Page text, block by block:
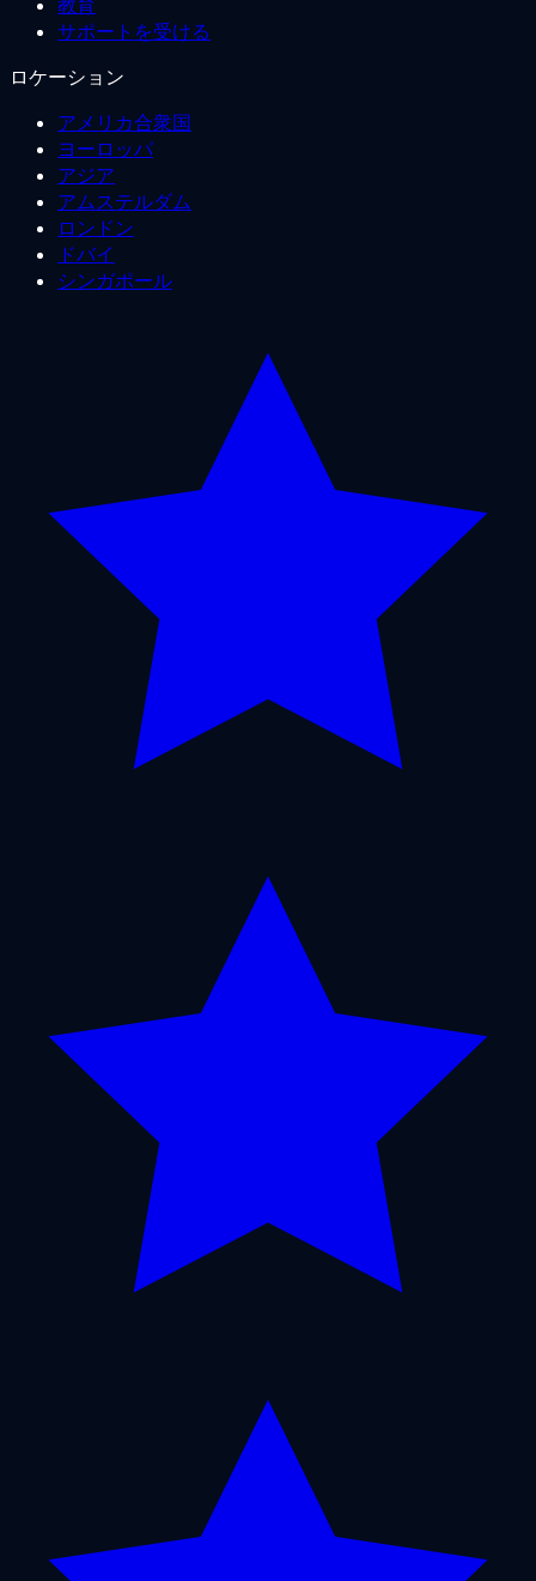
教育
サポートを受ける
ロケーション
アメリカ合衆国
ヨーロッパ
アジア
アムステルダム
ロンドン
ドバイ
シンガポール